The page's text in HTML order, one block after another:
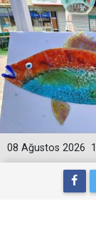
08 Ağustos 2026